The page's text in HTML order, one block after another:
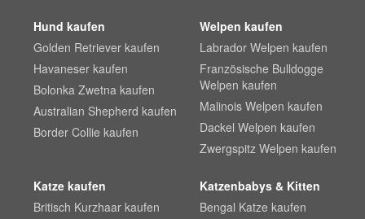
Hund kaufen
Golden Retriever kaufen
Havaneser kaufen
Bolonka Zwetna kaufen
Australian Shepherd kaufen
Border Collie kaufen
Welpen kaufen
Labrador Welpen kaufen
Französische Bulldogge
Welpen kaufen
Malinois Welpen kaufen
Dackel Welpen kaufen
Zwergspitz Welpen kaufen
Katze kaufen
Britisch Kurzhaar kaufen
Katzenbabys & Kitten
Bengal Katze kaufen